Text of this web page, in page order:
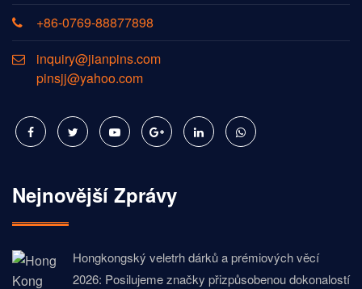
+86-0769-88877898
inquiry@jianpins.com
pinsjj@yahoo.com
Nejnovější Zprávy
Hongkongský veletrh dárků a prémiových věcí
2026: Posilujeme značky přizpůsobenou dokonalostí